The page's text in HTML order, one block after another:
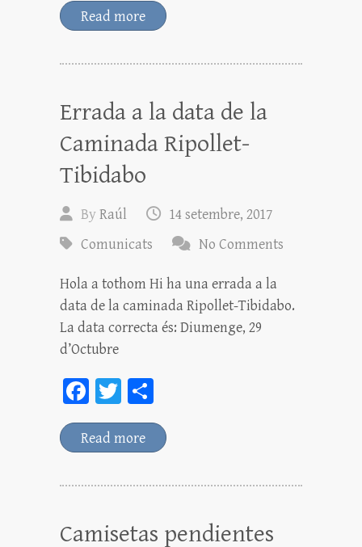
bo tt
m
rt
x
Read more
Errada a la data de la
Caminada Ripollet-
Tibidabo
ByRaúl
14 setembre, 2017
Comunicats
No Comments
Hola a tothom Hi ha una errada a la
data de la caminada Ripollet-Tibidabo.
La data correcta és: Diumenge, 29
d’Octubre
Fa
ce
bo
T
wi
tt
o
m
rt
Read more
Camisetas pendientes